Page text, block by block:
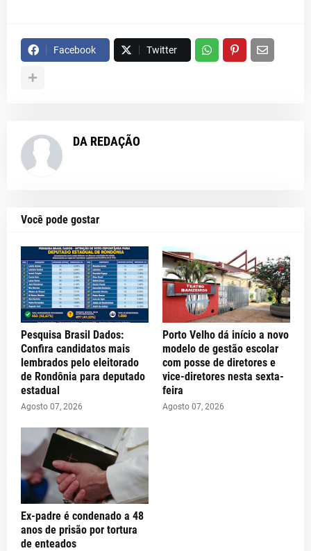
Facebook Twitter
DA REDAÇÃO
Você pode gostar
Pesquisa Brasil Dados:
Confira candidatos mais
lembrados pelo eleitorado
de Rondônia para deputado
estadual
Agosto 07, 2026
Porto Velho dá início a novo
modelo de gestão escolar
com posse de diretores e
vice-diretores nesta sexta-
feira
Agosto 07, 2026
Ex-padre é condenado a 48
anos de prisão por tortura
de enteados